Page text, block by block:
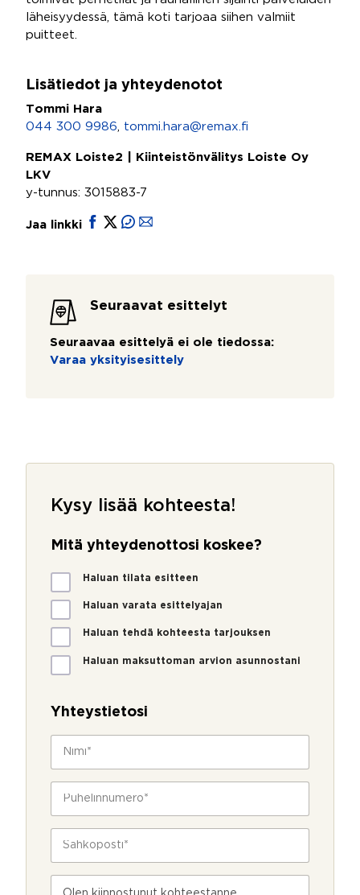
läheisyydessä, tämä koti tarjoaa siihen valmiit
puitteet.
Lisätiedot ja yhteydenotot
Tommi Hara
044 300 9986
tommi.hara@remax.fi
REMAX Loiste2 | Kiinteistönvälitys Loiste Oy
LKV
y-tunnus: 3015883-7
Jaa linkki
Seuraavat esittelyt
Seuraavaa esittelyä ei ole tiedossa:
Varaa yksityisesittely
Kysy lisää kohteesta!
Mitä yhteydenottosi koskee?
M
i
ä
d
s
o
Haluan tilata esitteen
Haluan varata esittelyajan
Haluan tehdä kohteesta tarjouksen
Haluan maksuttoman arvion asunnostani
Yhteystietosi
m
h
i
n
h